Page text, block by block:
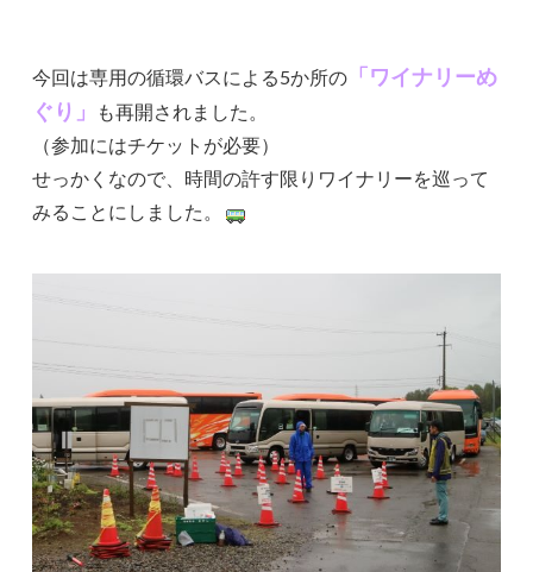
今回は専用の循環バスによる5か所の 「ワイナリーめ
ぐり」
も再開されました。
（参加にはチケットが必要）
せっかくなので、時間の許す限りワイナリーを巡って
みることにしました。